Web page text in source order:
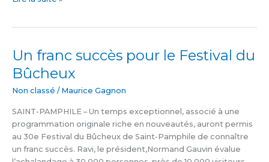
Un franc succès pour le Festival du
Bûcheux
Non classé / Maurice Gagnon
SAINT-PAMPHILE – Un temps exceptionnel, associé à une
programmation originale riche en nouveautés, auront permis
au 30e Festival du Bûcheux de Saint-Pamphile de connaître
un franc succès. Ravi, le président,Normand Gauvin évalue
Un
succès
pour
Festival
du
Bûcheux